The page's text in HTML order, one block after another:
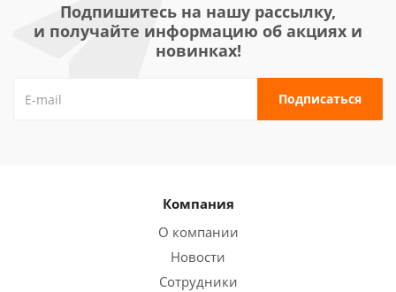
Подпишитесь на нашу рассылку,
и получайте информацию об акциях и
новинках!
Компания
О компании
Новости
Сотрудники